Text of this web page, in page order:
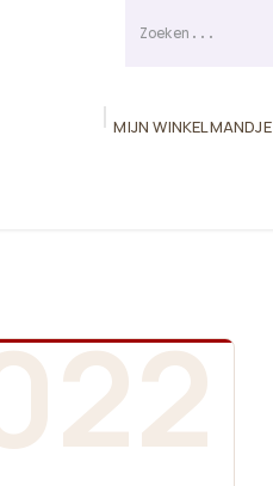
MIJN WINKELMANDJE